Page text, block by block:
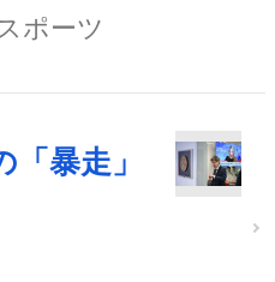
ポーツ
暴走」